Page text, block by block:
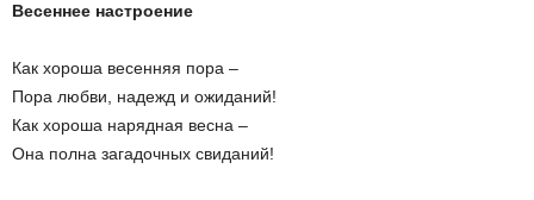
Весеннее настроение
Как хороша весенняя пора –
Пора любви, надежд и ожиданий!
Как хороша нарядная весна –
Она полна загадочных свиданий!